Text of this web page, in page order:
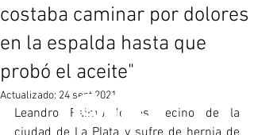
costaba caminar por dolores
en la espalda hasta que
probó el aceite"
Actualizado: 24 sept 2021
Leandro Raimondo es vecino de la